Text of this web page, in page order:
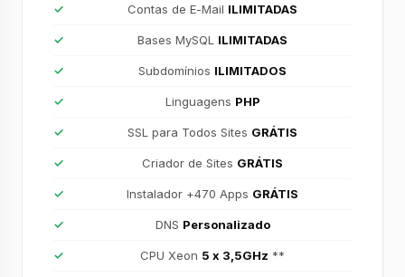
Contas de E-Mail ILIMITADAS
Bases MySQL ILIMITADAS
Subdomínios ILIMITADOS
Linguagens PHP
SSL para Todos Sites GRÁTIS
Criador de Sites GRÁTIS
Instalador +470 Apps GRÁTIS
DNS Personalizado
CPU Xeon 5 x 3,5GHz **